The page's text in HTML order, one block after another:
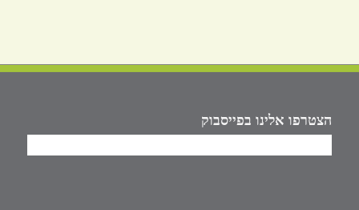
הצטרפו אלינו בפייסבוק